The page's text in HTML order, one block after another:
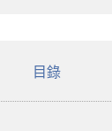
載
目錄